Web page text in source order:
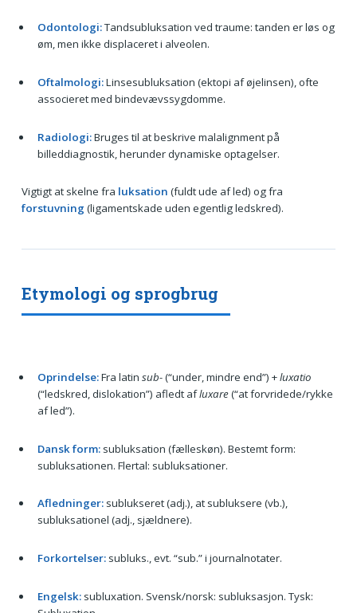
Odontologi:Tandsubluksation ved traume: tanden er løs og
øm, men ikke displaceret i alveolen.
Oftalmologi:Linsesubluksation (ektopi af øjelinsen), ofte
associeret med bindevævssygdomme.
Radiologi:Bruges til at beskrive malalignment på
billeddiagnostik, herunder dynamiske optagelser.
Vigtigt at skelne fra luksation (fuldt ude af led) og fra
forstuvning (ligamentskade uden egentlig ledskred).
Etymologi og sprogbrug
Oprindelse:Fra latin sub-(“under, mindre end”) +luxatio
(“ledskred, dislokation”) afledt afluxare(“at forvridede/rykke
af led”).
Dansk form:subluksation (fælleskøn). Bestemt form:
subluksationen. Flertal: subluksationer.
Afledninger:sublukseret (adj.), at subluksere (vb.),
subluksationel (adj., sjældnere).
Forkortelser:subluks., evt. “sub.” i journalnotater.
Engelsk:subluxation. Svensk/norsk: subluksasjon. Tysk: